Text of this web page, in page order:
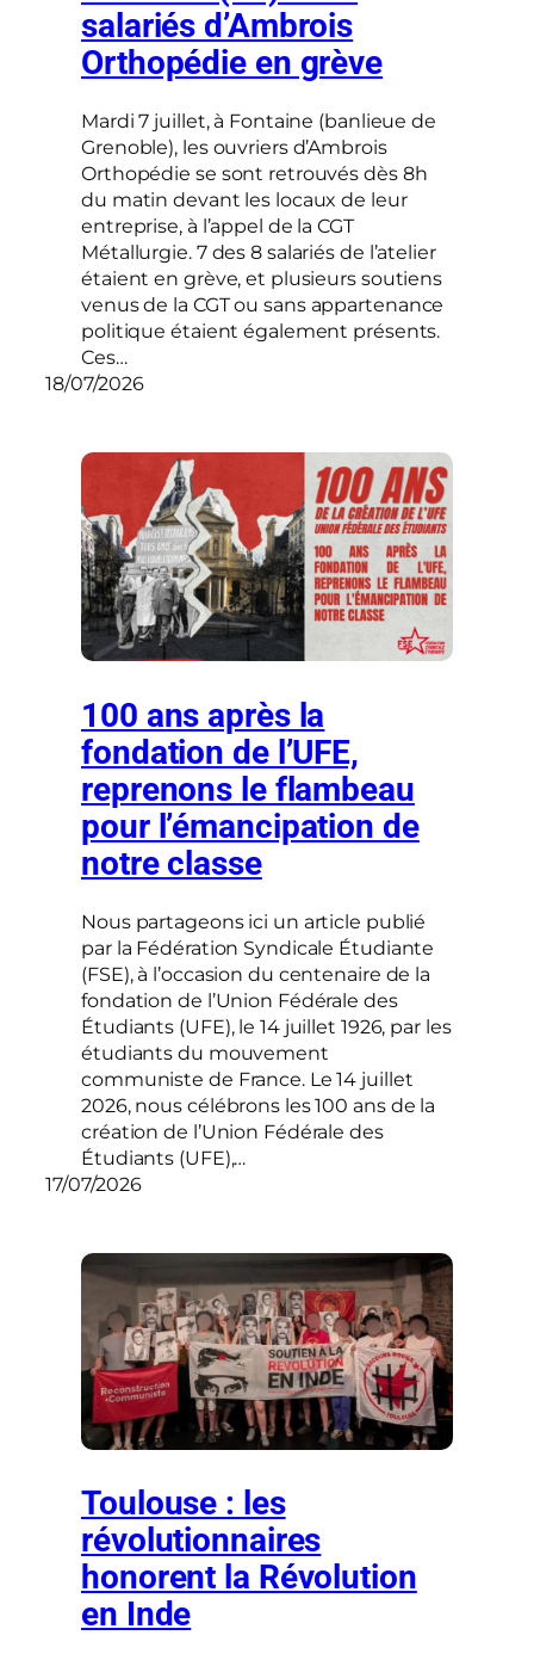
salariés d’Ambrois
Orthopédie en grève
Mardi 7 juillet, à Fontaine (banlieue de
Grenoble), les ouvriers d’Ambrois
Orthopédie se sont retrouvés dès 8h
du matin devant les locaux de leur
entreprise, à l’appel de la CGT
Métallurgie. 7 des 8 salariés de l’atelier
étaient en grève, et plusieurs soutiens
venus de la CGT ou sans appartenance
politique étaient également présents.
Ces…
18/07/2026
100 ans après la
fondation de l’UFE,
reprenons le flambeau
pour l’émancipation de
notre classe
Nous partageons ici un article publié
par la Fédération Syndicale Étudiante
(FSE), à l’occasion du centenaire de la
fondation de l’Union Fédérale des
Étudiants (UFE), le 14 juillet 1926, par les
étudiants du mouvement
communiste de France. Le 14 juillet
2026, nous célébrons les 100 ans de la
création de l’Union Fédérale des
Étudiants (UFE),…
17/07/2026
Toulouse : les
révolutionnaires
honorent la Révolution
en Inde